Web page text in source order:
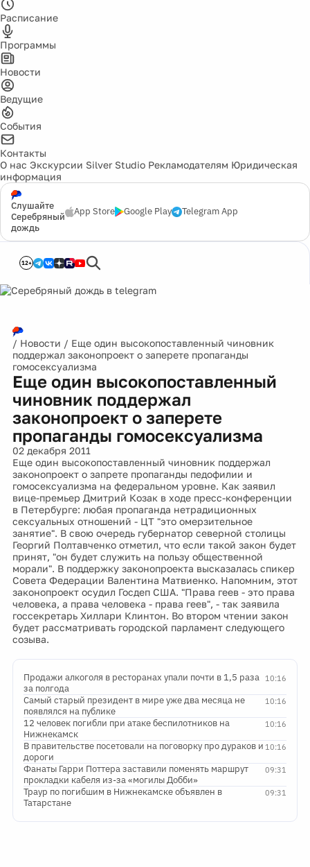
Расписание
Программы
Новости
Ведущие
События
Контакты
О нас Экскурсии Silver Studio Рекламодателям Юридическая
информация
Слушайте
Серебряный
дождь
App Store Google Play Telegram App
12+
/ Новости / Еще один высокопоставленный чиновник
поддержал законопроект о заперете пропаганды
гомосексуализма
Еще один высокопоставленный
чиновник поддержал
законопроект о заперете
пропаганды гомосексуализма
02 декабря 2011
Еще один высокопоставленный чиновник поддержал
законопроект о запрете пропаганды педофилии и
гомосексуализма на федеральном уровне. Как заявил
вице-премьер Дмитрий Козак в ходе пресс-конференции
в Петербурге: любая пропаганда нетрадиционных
сексуальных отношений - ЦТ "это омерзительное
занятие". В свою очередь губернатор северной столицы
Георгий Полтавченко отметил, что если такой закон будет
принят, "он будет служить на пользу общественной
морали". В поддержку законопроекта высказалась спикер
Совета Федерации Валентина Матвиенко. Напомним, этот
законопроект осудил Госдеп США. "Права геев - это права
человека, а права человека - права геев", - так заявила
госсекретарь Хиллари Клинтон. Во втором чтении закон
будет рассматривать городской парламент следующего
созыва.
10:16
Продажи алкоголя в ресторанах упали почти в 1,5 раза
за полгода
10:16
Самый старый президент в мире уже два месяца не
появлялся на публике
10:16
12 человек погибли при атаке беспилотников на
Нижнекамск
10:16
В правительстве посетовали на поговорку про дураков и
дороги
09:31
Фанаты Гарри Поттера заставили поменять маршрут
прокладки кабеля из-за «могилы Добби»
09:31
Траур по погибшим в Нижнекамске объявлен в
Татарстане